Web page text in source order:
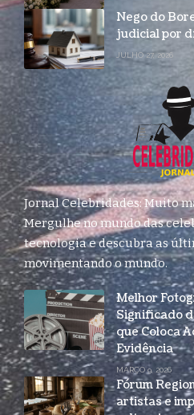
Nego do
judicial por
JULHO 27, 2026
Jornal Celebridades: Muito
Mergulhe no mundo das
tecnologia e descubra as
movimentando o mundo.
Melhor
Significado
que Coloca
Evidência
MARÇO 9, 2026
Fórum
artistas e